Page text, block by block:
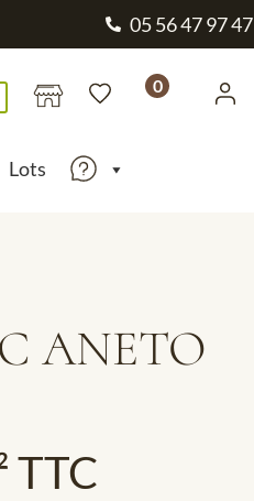
05 56 47 97 47
0
Lots
ANETO
TTC